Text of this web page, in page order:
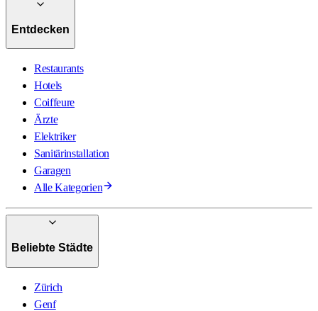
Entdecken
Restaurants
Hotels
Coiffeure
Ärzte
Elektriker
Sanitärinstallation
Garagen
Alle Kategorien
Beliebte Städte
Zürich
Genf